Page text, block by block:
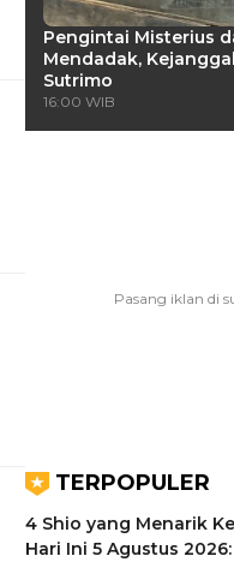
Pengintai Misterius
Mendadak,
Sutrimo
16:00 WIB
TERPOPULER
4 Shio yang Menarik
Hari Ini 5 Agustus